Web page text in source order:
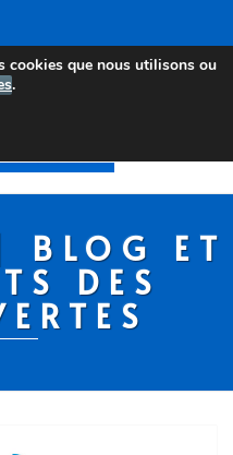
BLOG ET
DES
offrir la meilleure
cookies que nous utilisons ou
.